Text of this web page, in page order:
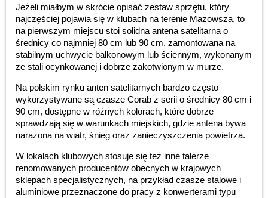
Jeżeli miałbym w skrócie opisać zestaw sprzętu, który
najczęściej pojawia się w klubach na terenie Mazowsza, to
na pierwszym miejscu stoi solidna antena satelitarna o
średnicy co najmniej 80 cm lub 90 cm, zamontowana na
stabilnym uchwycie balkonowym lub ściennym, wykonanym
ze stali ocynkowanej i dobrze zakotwionym w murze.
Na polskim rynku anten satelitarnych bardzo często
wykorzystywane są czasze Corab z serii o średnicy 80 cm i
90 cm, dostępne w różnych kolorach, które dobrze
sprawdzają się w warunkach miejskich, gdzie antena bywa
narażona na wiatr, śnieg oraz zanieczyszczenia powietrza.
W lokalach klubowych stosuje się też inne talerze
renomowanych producentów obecnych w krajowych
sklepach specjalistycznych, na przykład czasze stalowe i
aluminiowe przeznaczone do pracy z konwerterami typu